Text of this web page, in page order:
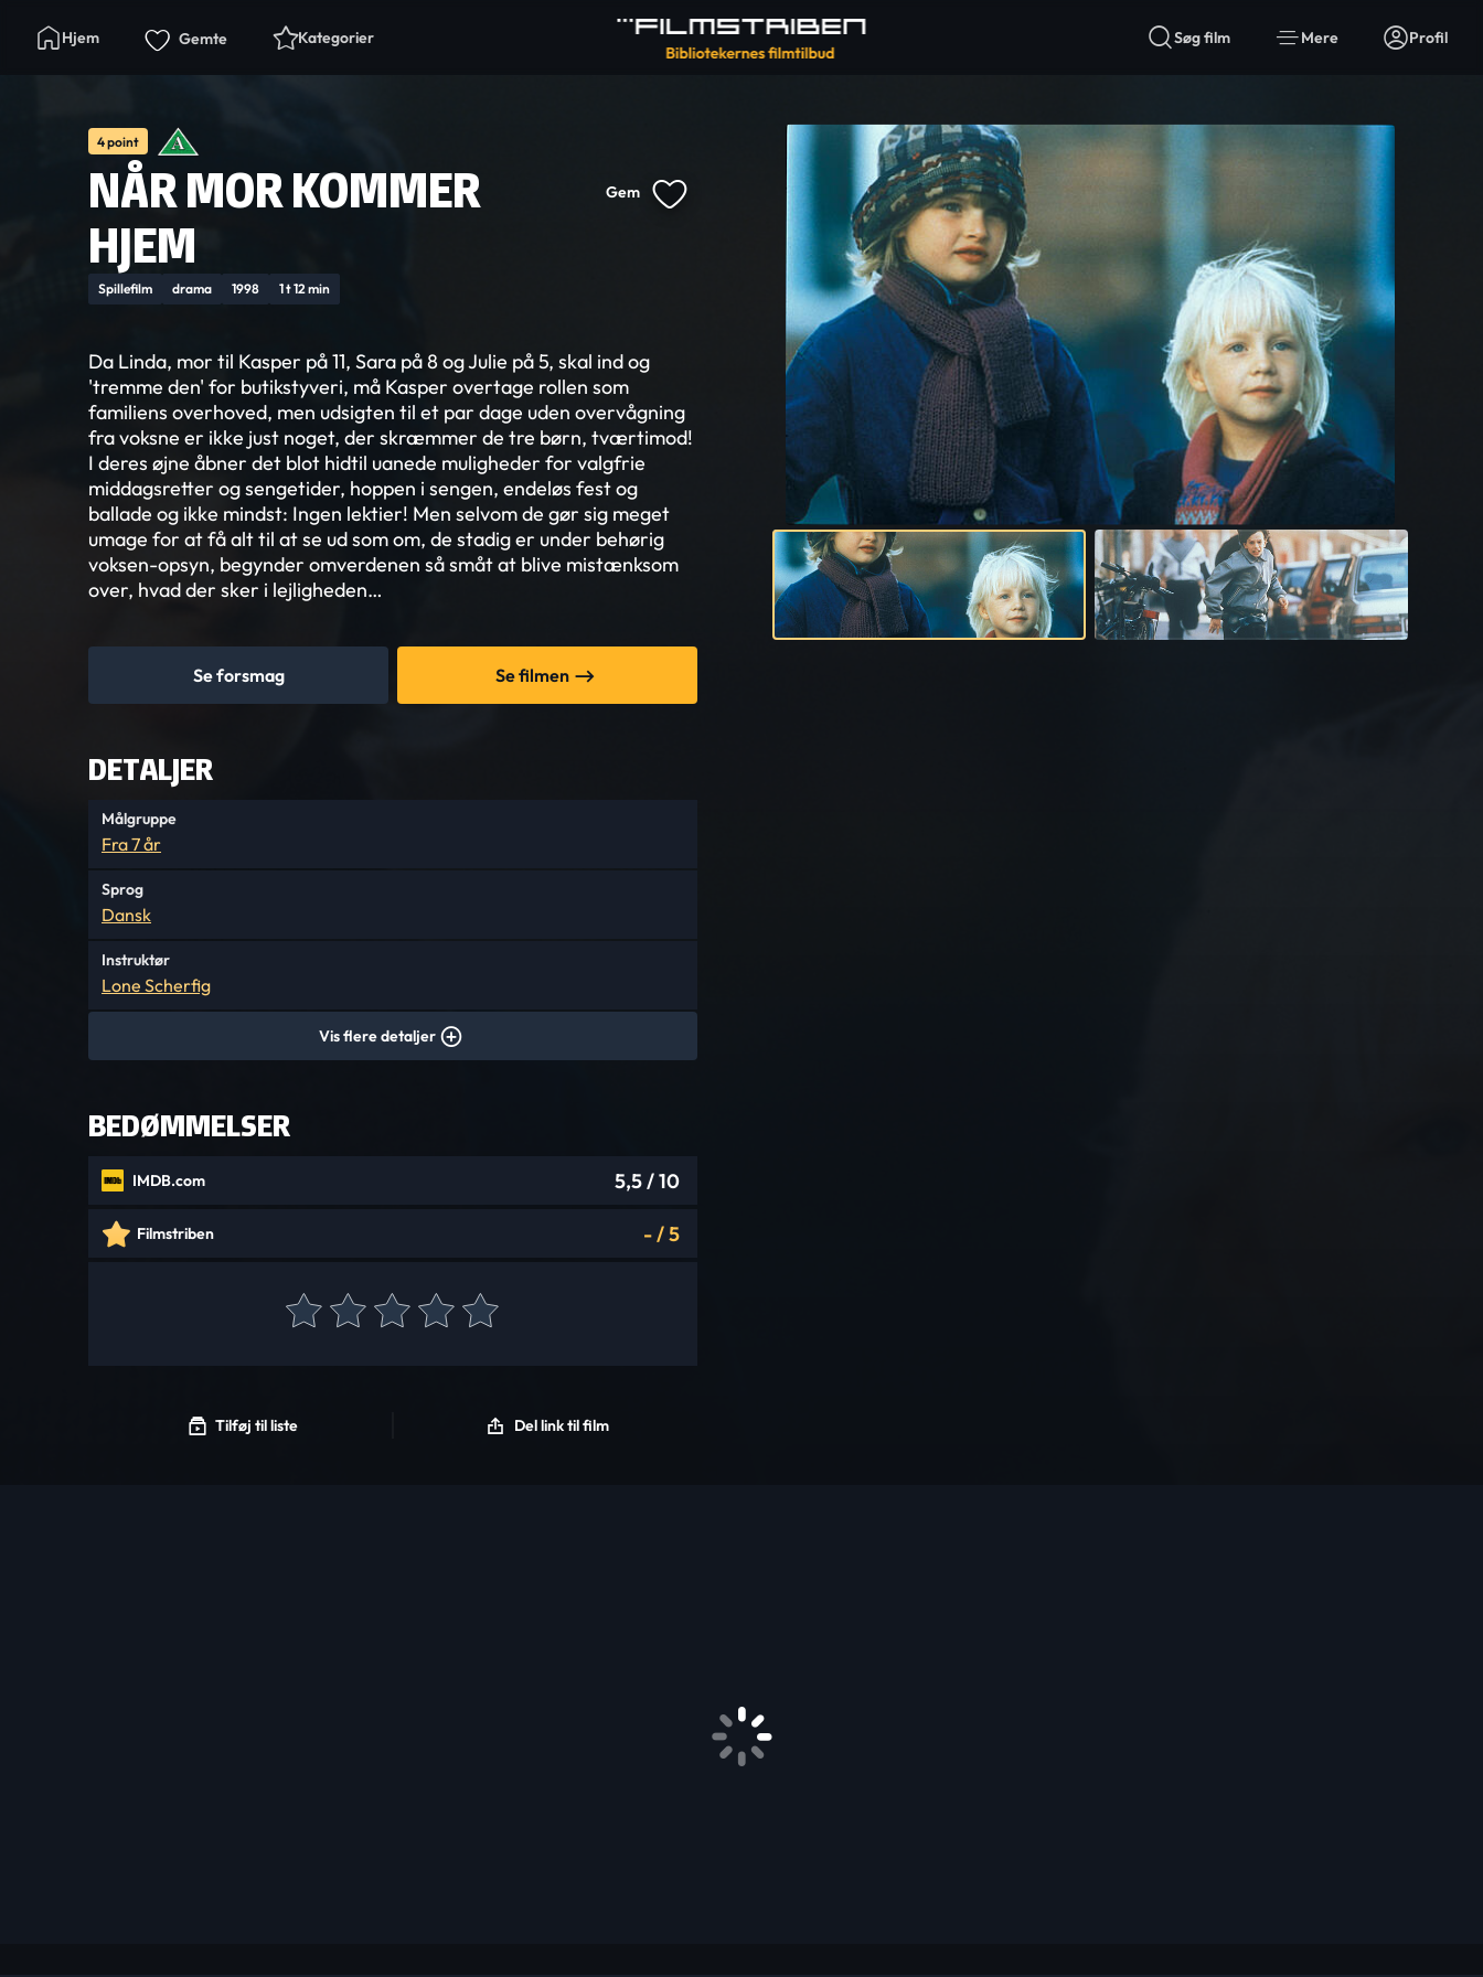
Hjem Gemte Kategorier Søg film Mere Profil
4 point
NÅR MOR KOMMER
HJEM
Gem
Spillefilm drama 1998 1 t 12 min
Da Linda, mor til Kasper på 11, Sara på 8 og Julie på 5, skal ind og
'tremme den' for butikstyveri, må Kasper overtage rollen som
familiens overhoved, men udsigten til et par dage uden overvågning
fra voksne er ikke just noget, der skræmmer de tre børn, tværtimod!
I deres øjne åbner det blot hidtil uanede muligheder for valgfrie
middagsretter og sengetider, hoppen i sengen, endeløs fest og
ballade og ikke mindst: Ingen lektier! Men selvom de gør sig meget
umage for at få alt til at se ud som om, de stadig er under behørig
voksen-opsyn, begynder omverdenen så småt at blive mistænksom
over, hvad der sker i lejligheden…
Se forsmag Se filmen
DETALJER
Målgruppe
Fra 7 år
Sprog
Dansk
Instruktør
Lone Scherfig
Vis flere detaljer
BEDØMMELSER
IMDB.com 5,5/ 10
Filmstriben -/5
Tilføj til liste Del link til film